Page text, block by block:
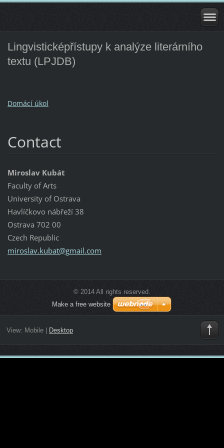
Lingvisticképřístupy k analýze literárního
textu (LPJDB)
Domácí úkol
Contact
Miroslav Kubát
Faculty of Arts
University of Ostrava
Havlíčkovo nábřeží 38
Ostrava 702 00
Czech Republic
miroslav.kubat@gmail.com
© 2014 All rights reserved.
Make a free website
View: Mobile| Desktop